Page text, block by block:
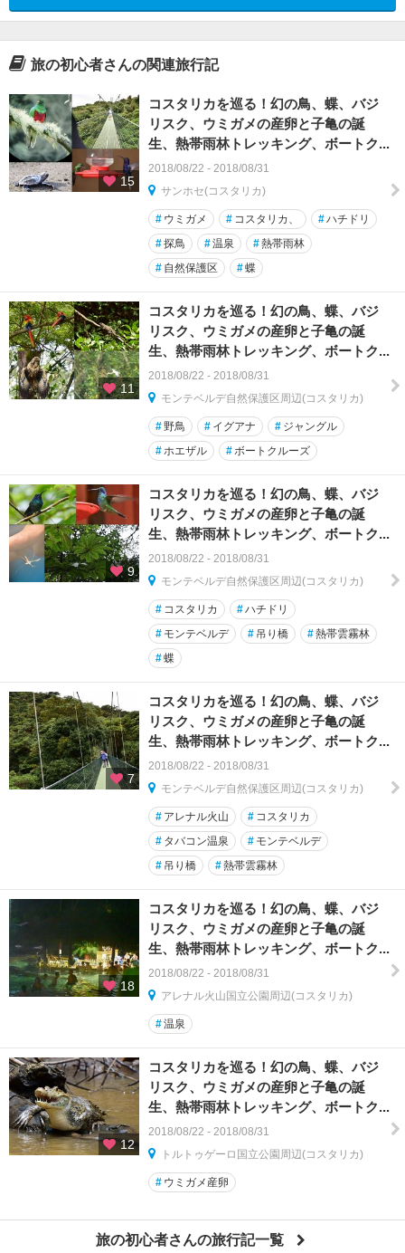
旅の初心者さんの関連旅行記
15
コスタリカを巡る！幻の鳥、蝶、バジ
リスク、ウミガメの産卵と子亀の誕
生、熱帯雨林トレッキング、ボートク...
2018/08/22 - 2018/08/31
サンホセ(コスタリカ)
# ウミガメ # コスタリカ、 #ハチドリ
#探鳥 #温泉 #熱帯雨林
# 自然保護区 #蝶
11
コスタリカを巡る！幻の鳥、蝶、バジ
リスク、ウミガメの産卵と子亀の誕
生、熱帯雨林トレッキング、ボートク...
2018/08/22 - 2018/08/31
モンテベルデ自然保護区周辺(コスタリカ)
#野鳥 # イグアナ # ジャングル
#ホエザル #ボートクルーズ
9
コスタリカを巡る！幻の鳥、蝶、バジ
リスク、ウミガメの産卵と子亀の誕
生、熱帯雨林トレッキング、ボートク...
2018/08/22 - 2018/08/31
モンテベルデ自然保護区周辺(コスタリカ)
# コスタリカ #ハチドリ
# モンテベルデ # 吊り橋 #熱帯雲霧林
#蝶
7
コスタリカを巡る！幻の鳥、蝶、バジ
リスク、ウミガメの産卵と子亀の誕
生、熱帯雨林トレッキング、ボートク...
2018/08/22 - 2018/08/31
モンテベルデ自然保護区周辺(コスタリカ)
# アレナル火山 # コスタリカ
# タバコン温泉 # モンテベルデ
# 吊り橋 #熱帯雲霧林
18
コスタリカを巡る！幻の鳥、蝶、バジ
リスク、ウミガメの産卵と子亀の誕
生、熱帯雨林トレッキング、ボートク...
2018/08/22 - 2018/08/31
アレナル火山国立公園周辺(コスタリカ)
#温泉
12
コスタリカを巡る！幻の鳥、蝶、バジ
リスク、ウミガメの産卵と子亀の誕
生、熱帯雨林トレッキング、ボートク...
2018/08/22 - 2018/08/31
トルトゥゲーロ国立公園周辺(コスタリカ)
# ウミガメ産卵
旅の初心者さんの旅行記一覧